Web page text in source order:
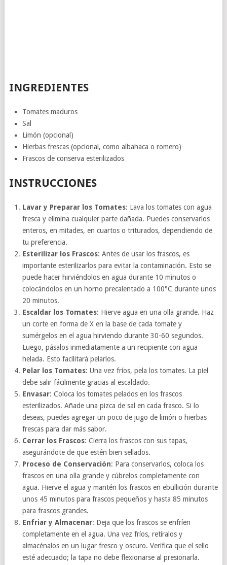
INGREDIENTES
Tomates maduros
Sal
Limón (opcional)
Hierbas frescas (opcional, como albahaca o romero)
Frascos de conserva esterilizados
INSTRUCCIONES
Lavar y Preparar los Tomates: Lava los tomates con agua
fresca y elimina cualquier parte dañada. Puedes conservarlos
enteros, en mitades, en cuartos o triturados, dependiendo de
tu preferencia.
Esterilizar los Frascos: Antes de usar los frascos, es
importante esterilizarlos para evitar la contaminación. Esto se
puede hacer hirviéndolos en agua durante 10 minutos o
colocándolos en un horno precalentado a 100°C durante unos
20 minutos.
Escaldar los Tomates: Hierve agua en una olla grande. Haz
un corte en forma de X en la base de cada tomate y
sumérgelos en el agua hirviendo durante 30-60 segundos.
Luego, pásalos inmediatamente a un recipiente con agua
helada. Esto facilitará pelarlos.
Pelar los Tomates: Una vez fríos, pela los tomates. La piel
debe salir fácilmente gracias al escaldado.
Envasar: Coloca los tomates pelados en los frascos
esterilizados. Añade una pizca de sal en cada frasco. Si lo
deseas, puedes agregar un poco de jugo de limón o hierbas
frescas para dar más sabor.
Cerrar los Frascos: Cierra los frascos con sus tapas,
asegurándote de que estén bien sellados.
Proceso de Conservación: Para conservarlos, coloca los
frascos en una olla grande y cúbrelos completamente con
agua. Hierve el agua y mantén los frascos en ebullición durante
unos 45 minutos para frascos pequeños y hasta 85 minutos
para frascos grandes.
Enfriar y Almacenar: Deja que los frascos se enfríen
completamente en el agua. Una vez fríos, retíralos y
almacénalos en un lugar fresco y oscuro. Verifica que el sello
esté adecuado; la tapa no debe flexionarse al presionarla.